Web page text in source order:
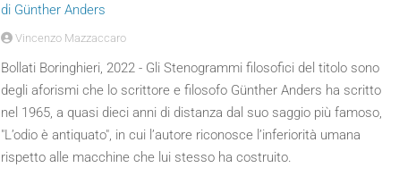
di Günther Anders
Vincenzo Mazzaccaro
Bollati Boringhieri, 2022 - Gli Stenogrammi filosofici del titolo sono
degli aforismi che lo scrittore e filosofo Günther Anders ha scritto
nel 1965, a quasi dieci anni di distanza dal suo saggio più famoso,
"L’odio è antiquato", in cui l’autore riconosce l’inferiorità umana
rispetto alle macchine che lui stesso ha costruito.